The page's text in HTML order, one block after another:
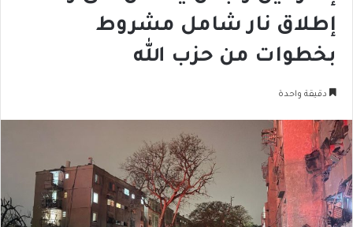
إطلاق نار شامل مشروط
بخطوات من حزب الله
دقيقة واحدة